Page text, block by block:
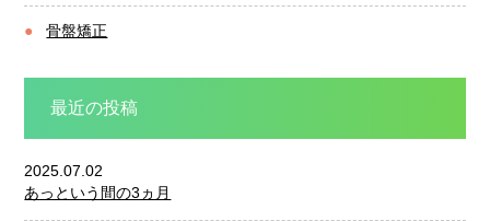
骨盤矯正
最近の投稿
あっという間の3ヵ月
2025.07.02